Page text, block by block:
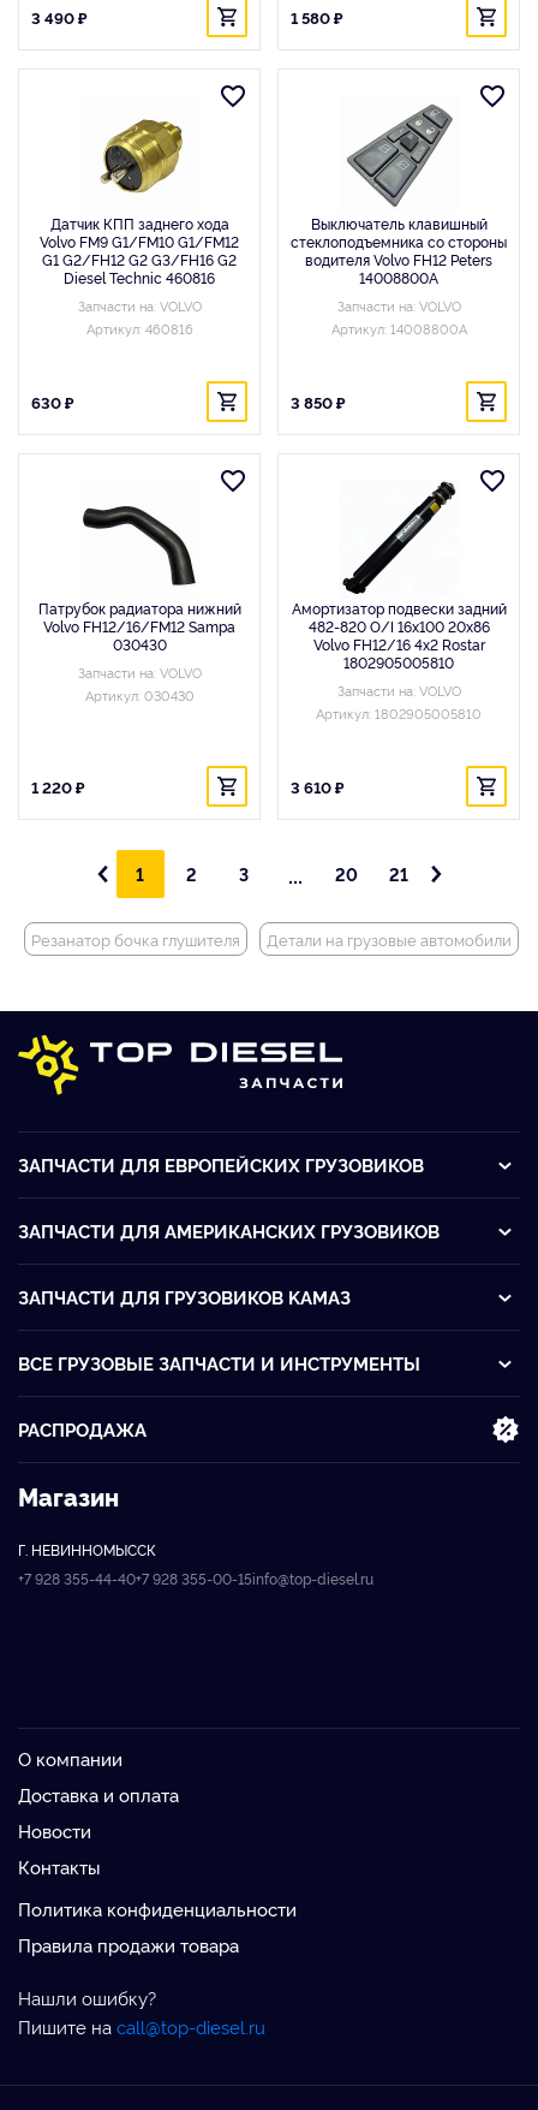
3 490 ₽ 1 580 ₽
Датчик КПП заднего хода
Volvo FM9 G1/FM10 G1/FM12
G1 G2/FH12 G2 G3/FH16 G2
Diesel Technic 460816
Запчасти на: VOLVO
Артикул: 460816
630 ₽
Выключатель клавишный
стеклоподъемника со стороны
водителя Volvo FH12 Peters
14008800A
Запчасти на: VOLVO
Артикул: 14008800A
3 850 ₽
Патрубок радиатора нижний
Volvo FH12/16/FM12 Sampa
030430
Запчасти на: VOLVO
Артикул: 030430
1 220 ₽
Амортизатор подвески задний
482-820 O/I 16x100 20x86
Volvo FH12/16 4x2 Rostar
1802905005810
Запчасти на: VOLVO
Артикул: 1802905005810
3 610 ₽
1 2 3 ... 20 21
Резанатор бочка глушителя Детали на грузовые автомобили
ЗАПЧАСТИ ДЛЯ ЕВРОПЕЙСКИХ ГРУЗОВИКОВ
ЗАПЧАСТИ ДЛЯ АМЕРИКАНСКИХ ГРУЗОВИКОВ
ЗАПЧАСТИ ДЛЯ ГРУЗОВИКОВ KАМАЗ
ВСЕ ГРУЗОВЫЕ ЗАПЧАСТИ И ИНСТРУМЕНТЫ
РАСПРОДАЖА
Магазин
Г. НЕВИННОМЫССК
+7 928 355-44-40+7 928 355-00-15info@top-diesel.ru
О компании
Доставка и оплата
Новости
Контакты
Политика конфиденциальности
Правила продажи товара
Нашли ошибку?
Пишите наcall@top-diesel.ru